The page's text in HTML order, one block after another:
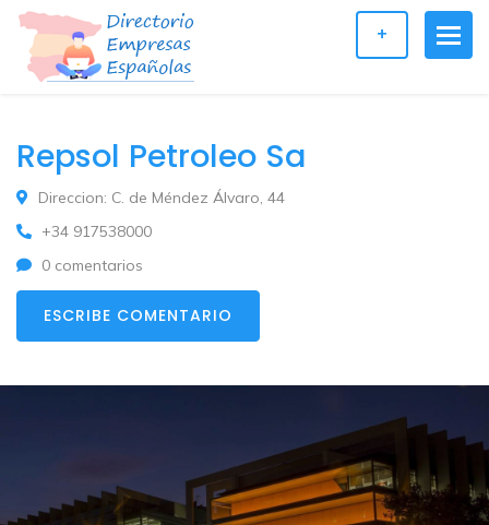
+
Repsol Petroleo Sa
Direccion: C. de Méndez Álvaro, 44
+34 917538000
0 comentarios
ESCRIBE COMENTARIO